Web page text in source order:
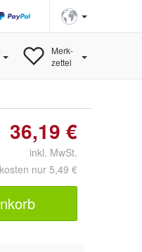
Merk-
zettel
36,19 €
inkl. MwSt.
nur 5,49 €